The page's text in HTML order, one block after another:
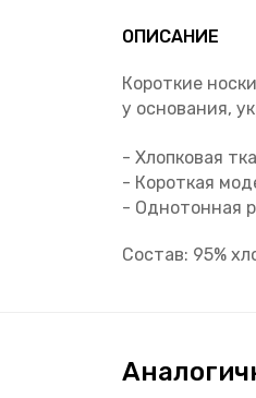
ОПИСАНИЕ
Короткие
у основания,
- Хлопковая
- Короткая
- Однотонная
Состав: 95%